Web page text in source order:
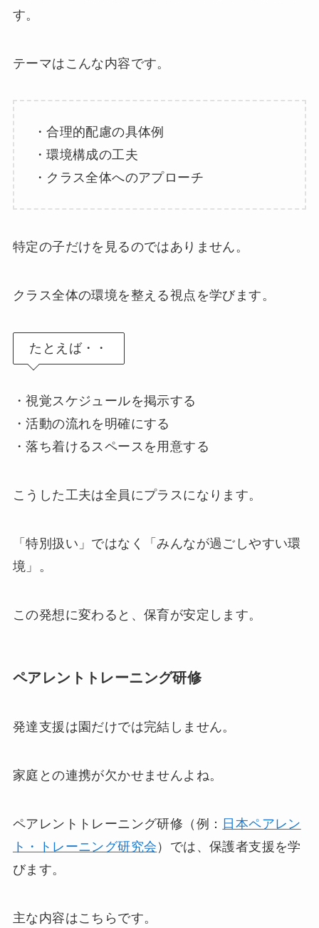
す。
テーマはこんな内容です。
・合理的配慮の具体例
・環境構成の工夫
・クラス全体へのアプローチ
特定の子だけを見るのではありません。
クラス全体の環境を整える視点を学びます。
たとえば・・
・視覚スケジュールを掲示する
・活動の流れを明確にする
・落ち着けるスペースを用意する
こうした工夫は全員にプラスになります。
「特別扱い」ではなく「みんなが過ごしやすい環
境」。
この発想に変わると、保育が安定します。
ペアレントトレーニング研修
発達支援は園だけでは完結しません。
家庭との連携が欠かせませんよね。
ペアレントトレーニング研修（例： 日本ペアレン
ト・トレーニング研究会 ）では、保護者支援を学
びます。
主な内容はこちらです。